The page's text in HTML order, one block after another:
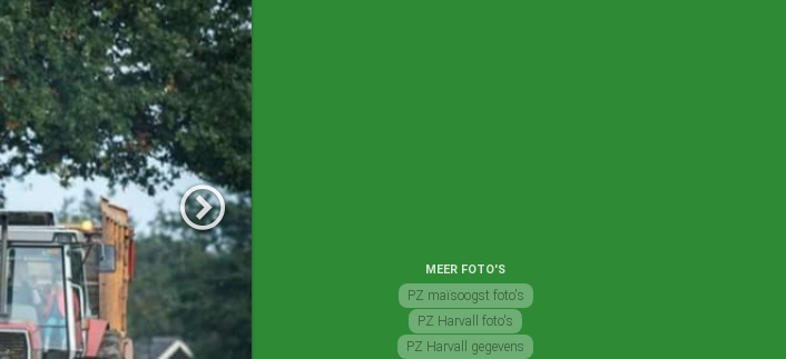
MEER FOTO'S
PZ maïsoogst foto's
PZ Harvall foto's
PZ Harvall gegevens